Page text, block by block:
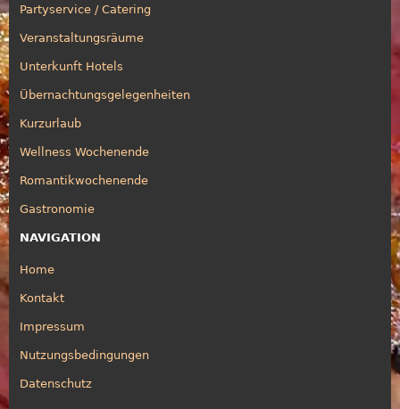
Partyservice / Catering
Veranstaltungsräume
Unterkunft Hotels
Übernachtungsgelegenheiten
Kurzurlaub
Wellness Wochenende
Romantikwochenende
Gastronomie
NAVIGATION
Home
Kontakt
Impressum
Nutzungsbedingungen
Datenschutz